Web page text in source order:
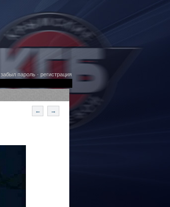
забыл пароль· регистрация
← →